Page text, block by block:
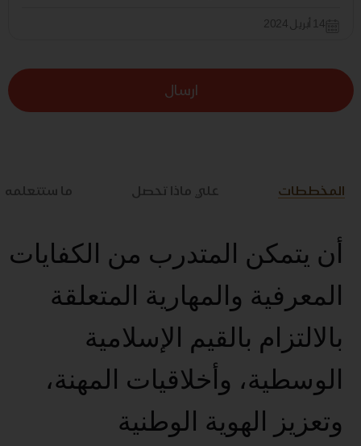
14 أبريل 2024
ارسال
المخططات علي ماذا تحصل ما ستتعلمه
أن يتمكن المتدرب من الكفايات
المعرفية والمهارية المتعلقة
بالالتزام بالقيم الإسلامية
الوسطية، وأخلاقيات المهنة،
وتعزيز الهوية الوطنية